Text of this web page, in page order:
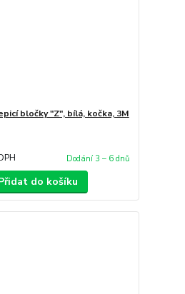
bločky "Z", bílá, kočka, 3M
Dodání 3 – 6 dnů
do košíku